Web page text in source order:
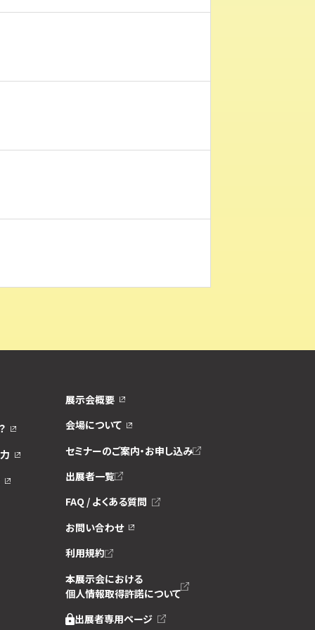
展示会概要
会場について
セミナーのご案内・お申し込み
出展者一覧
FAQ / よくある質問
お問い合わせ
利用規約
本展示会における
個人情報取得許諾について
出展者専用ページ